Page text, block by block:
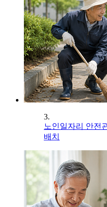
3.
노인일자리 안전
배치